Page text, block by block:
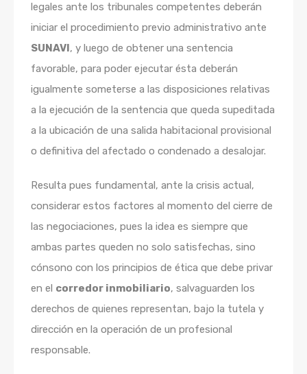
legales ante los tribunales competentes deberán
iniciar el procedimiento previo administrativo ante
SUNAVI, y luego de obtener una sentencia
favorable, para poder ejecutar ésta deberán
igualmente someterse a las disposiciones relativas
a la ejecución de la sentencia que queda supeditada
a la ubicación de una salida habitacional provisional
o definitiva del afectado o condenado a desalojar.
Resulta pues fundamental, ante la crisis actual,
considerar estos factores al momento del cierre de
las negociaciones, pues la idea es siempre que
ambas partes queden no solo satisfechas, sino
cónsono con los principios de ética que debe privar
en el corredor inmobiliario, salvaguarden los
derechos de quienes representan, bajo la tutela y
dirección en la operación de un profesional
responsable.